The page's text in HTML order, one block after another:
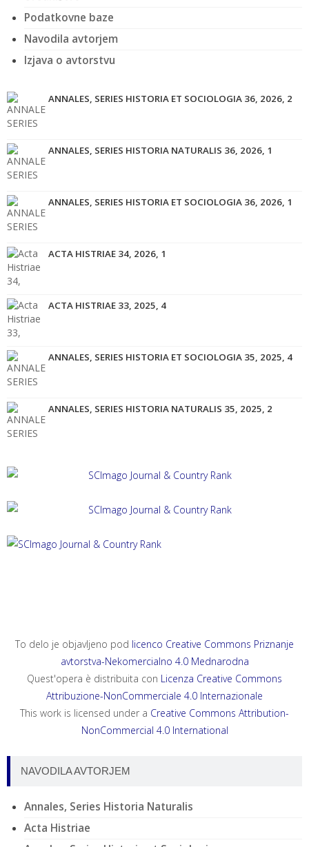
Podatkovne baze
Navodila avtorjem
Izjava o avtorstvu
ANNALES, SERIES HISTORIA ET SOCIOLOGIA 36, 2026, 2
ANNALES, SERIES HISTORIA NATURALIS 36, 2026, 1
ANNALES, SERIES HISTORIA ET SOCIOLOGIA 36, 2026, 1
ACTA HISTRIAE 34, 2026, 1
ACTA HISTRIAE 33, 2025, 4
ANNALES, SERIES HISTORIA ET SOCIOLOGIA 35, 2025, 4
ANNALES, SERIES HISTORIA NATURALIS 35, 2025, 2
To delo je objavljeno pod licenco Creative Commons Priznanje
avtorstva-Nekomercialno 4.0 Mednarodna
Quest'opera è distribuita con Licenza Creative Commons
Attribuzione-NonCommerciale 4.0 Internazionale
This work is licensed under a Creative Commons Attribution-
NonCommercial 4.0 International
NAVODILA AVTORJEM
Annales, Series Historia Naturalis
Acta Histriae